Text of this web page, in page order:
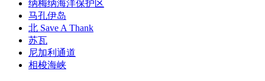
纳梅纳海洋保护区
马孔伊岛
北 Save A Thank
苏瓦
尼加利通道
相梭海峡